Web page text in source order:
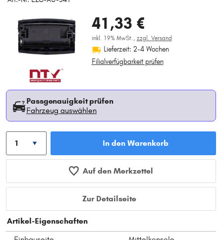
41,33 €
inkl. 19% MwSt., zzgl. Versand
Lieferzeit: 2-4 Wochen
Filialverfügbarkeit prüfen
Passgenauigkeit prüfen
Fahrzeug auswählen
In den Warenkorb
Auf den Merkzettel
Zur Detailseite
Artikel-Eigenschaften